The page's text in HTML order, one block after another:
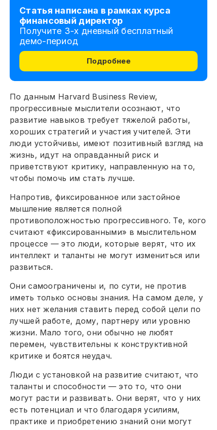
Статья написана в рамках курса
финансовый директор
Получите 3-х дневный бесплатный
демо-период
Подробнее
По данным Harvard Business Review,
прогрессивные мыслители осознают, что
развитие навыков требует тяжелой работы,
хороших стратегий и участия учителей. Эти
люди устойчивы, имеют позитивный взгляд на
жизнь, идут на оправданный риск и
приветствуют критику, направленную на то,
чтобы помочь им стать лучше.
Напротив, фиксированное или застойное
мышление является полной
противоположностью прогрессивного. Те, кого
считают «фиксированными» в мыслительном
процессе — это люди, которые верят, что их
интеллект и таланты не могут измениться или
развиться.
Они самоограничены и, по сути, не против
иметь только основы знания. На самом деле, у
них нет желания ставить перед собой цели по
лучшей работе, дому, партнеру или уровню
жизни. Мало того, они обычно не любят
перемен, чувствительны к конструктивной
критике и боятся неудач.
Люди с установкой на развитие считают, что
таланты и способности — это то, что они
могут расти и развивать. Они верят, что у них
есть потенциал и что благодаря усилиям,
практике и приобретению знаний они могут